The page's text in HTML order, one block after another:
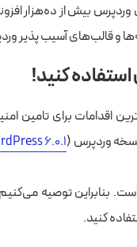
بیش از ده‌هزار
و قالب‌های آسیب پذیر
کنید!
اقدامات برای تامین
وردپرس (6.0.1
۳۱ باگ رفع شده است. بنابراین
کنید.